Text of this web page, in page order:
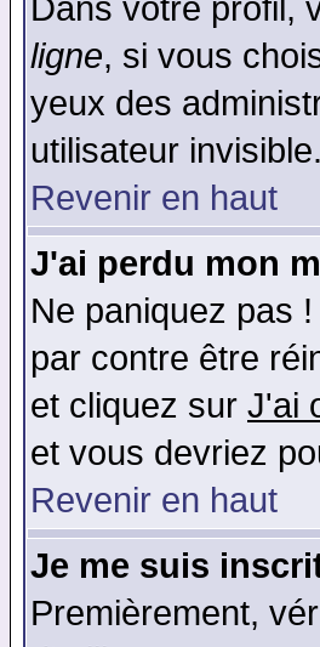
Dans votre profil,
ligne, si vous
yeux des
utilisateur invisible.
Revenir en haut
J'ai perdu mon
Ne paniquez pas
par contre être
et cliquez sur J'ai
et vous devriez
Revenir en haut
Je me suis
Premièrement,